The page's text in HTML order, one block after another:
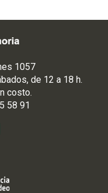
1057
de 12 a 18 h.
costo.
58 91